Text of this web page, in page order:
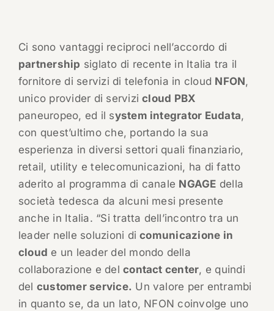
Ci sono vantaggi reciproci nell’accordo di
partnership siglato di recente in Italia tra il
fornitore di servizi di telefonia in cloud NFON,
unico provider di servizicloud PBX
paneuropeo, ed il system integrator Eudata,
con quest’ultimo che, portando la sua
esperienza in diversi settori quali finanziario,
retail, utility e telecomunicazioni, ha di fatto
aderito al programma di canale NGAGE della
società tedesca da alcuni mesi presente
anche in Italia. “Si tratta dell’incontro tra un
leader nelle soluzioni dicomunicazione in
cloud e un leader del mondo della
collaborazione e delcontact center, e quindi
del customer service. Un valore per entrambi
in quanto se, da un lato, NFON coinvolge uno